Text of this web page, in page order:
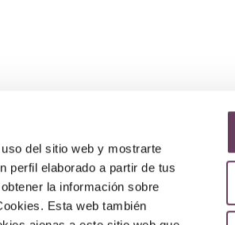
del sitio web y mostrarte
perfil elaborado a partir de tus
la información sobre
Esta web también
Aviso legal
Política de
Política de
Política de